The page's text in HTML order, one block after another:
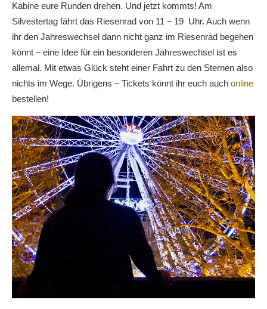
Kabine eure Runden drehen. Und jetzt kommts! Am
Silvestertag fährt das Riesenrad von 11 – 19 Uhr. Auch wenn
ihr den Jahreswechsel dann nicht ganz im Riesenrad begehen
könnt – eine Idee für ein besonderen Jahreswechsel ist es
allemal. Mit etwas Glück steht einer Fahrt zu den Sternen also
nichts im Wege. Übrigens – Tickets könnt ihr euch auch online
bestellen!